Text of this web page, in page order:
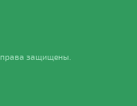
защищены.